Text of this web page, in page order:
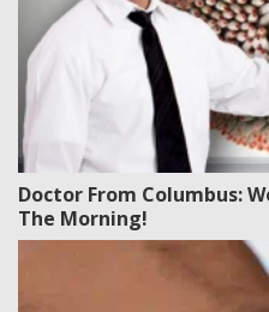
Doctor From Columbus:
The Morning!